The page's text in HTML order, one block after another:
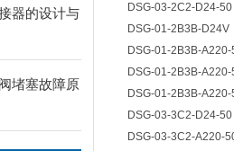
器的设计与
堵塞故障原
DSG-03-2C2-D24-50
DSG-01-2B3B-D24V
DSG-01-2B3B-A220-
DSG-01-2B3B-A220-
DSG-01-2B3B-A220-
DSG-03-3C2-D24-50
DSG-03-3C2-A220-